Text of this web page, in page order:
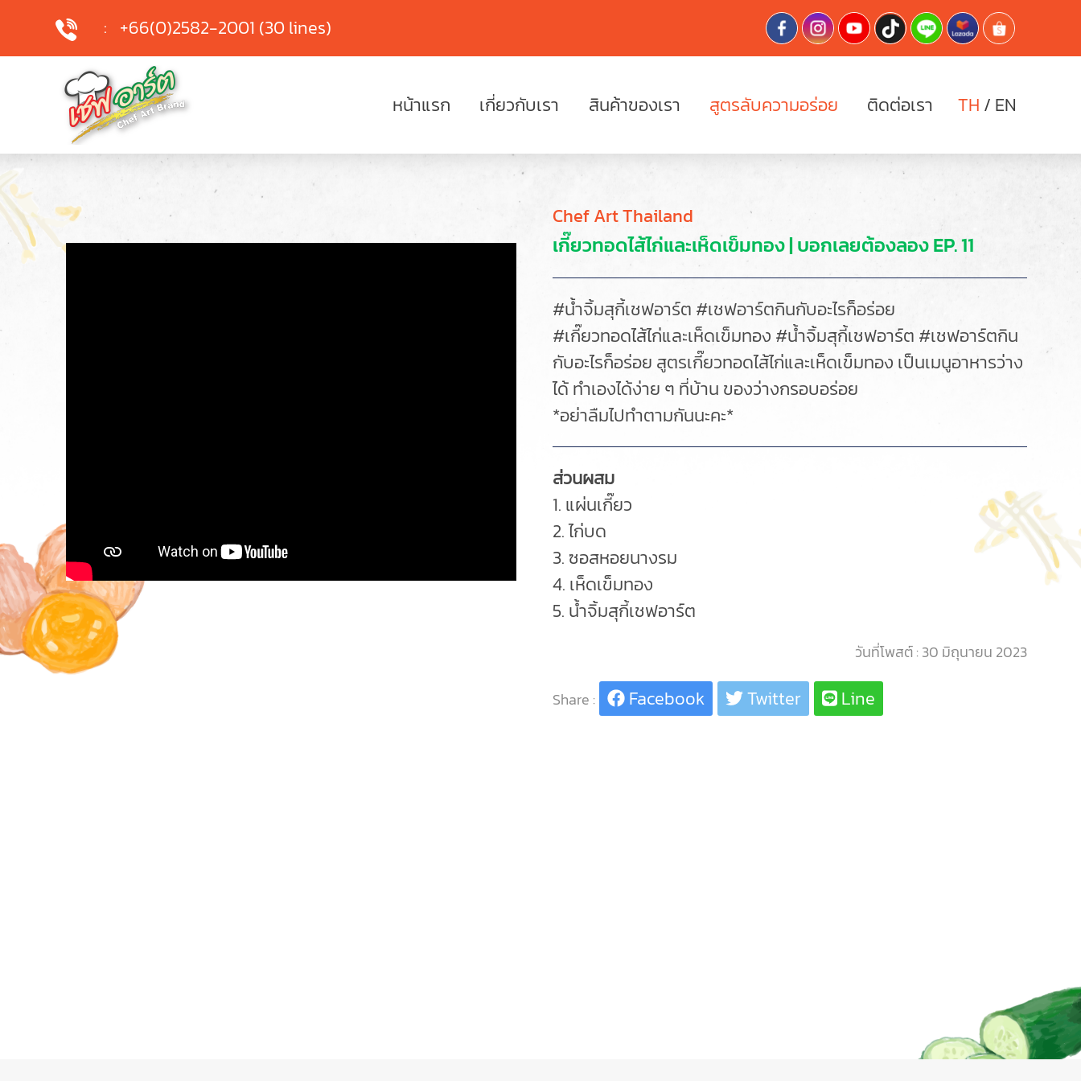
: +66(0)2582-2001 (30 lines)
หน้าแรก เกี่ยวกับเรา สินค้าของเรา สูตรลับความอร่อย ติดต่อเรา TH / EN
Chef Art Thailand
เกี๊ยวทอดไส้ไก่และเห็ดเข็มทอง | บอกเลยต้องลอง EP. 11
#น้ำจิ้มสุกี้เชฟอาร์ต​​ #เชฟอาร์ตกินกับอะไรก็อร่อย
#เกี๊ยวทอดไส้ไก่และเห็ดเข็มทอง #น้ำจิ้มสุกี้เชฟอาร์ต​​ #เชฟอาร์ตกิน
กับอะไรก็อร่อย สูตรเกี๊ยวทอดไส้ไก่และเห็ดเข็มทอง เป็นเมนูอาหารว่าง
ได้ ทำเองได้ง่าย ๆ ที่บ้าน ของว่างกรอบอร่อย
*อย่าลืมไปทำตามกันนะคะ*
ส่วนผสม
1. แผ่นเกี๊ยว
2. ไก่บด
3. ซอสหอยนางรม
4. เห็ดเข็มทอง
5. น้ำจิ้มสุกี้เชฟอาร์ต
วันที่โพสต์ : 30 มิถุนายน 2023
Share : Facebook Twitter Line